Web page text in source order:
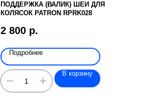
ПОДДЕРЖКА (ВАЛИК) ШЕИ ДЛЯ
КОЛЯСОК PATRON RPRK028
2 800 р.
Подробнее
В корзину